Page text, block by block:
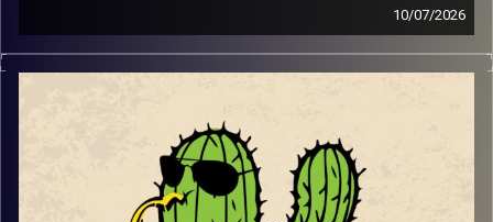
10/07/2026
השבוע בג'ז ישראלי
שהחלה ב – 2.6 ותסתיים ב – 8.9. שוחחנו עם שתיים
מהמוזיקאיות שיופיעו בסדרה.
עידית מינצר שתופיע ב 14.7
עם החמישייה בהובלתה שהופיעה לראשונה בפסטיבל הג'ז